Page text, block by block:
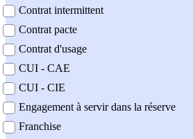
Contrat intermittent
Contrat pacte
Contrat d'usage
CUI - CAE
CUI - CIE
Engagement à servir dans la réserve
Franchise